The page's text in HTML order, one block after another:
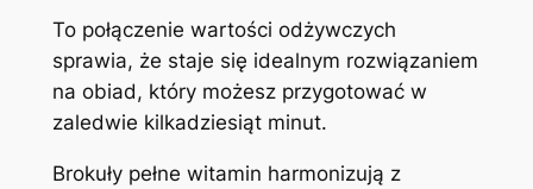
To połączenie wartości odżywczych
sprawia, że staje się idealnym rozwiązaniem
na obiad, który możesz przygotować w
zaledwie kilkadziesiąt minut.
Brokuły pełne witamin harmonizują z